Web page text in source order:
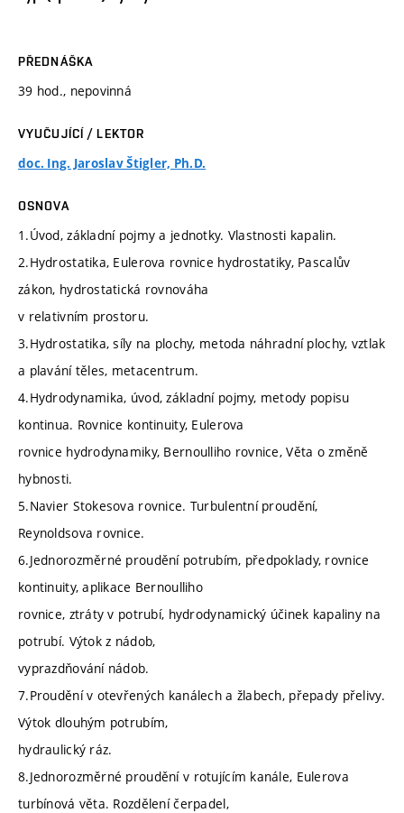
PŘEDNÁŠKA
39 hod., nepovinná
VYUČUJÍCÍ / LEKTOR
doc. Ing. Jaroslav Štigler, Ph.D.
OSNOVA
1.Úvod, základní pojmy a jednotky. Vlastnosti kapalin.
2.Hydrostatika, Eulerova rovnice hydrostatiky, Pascalův
zákon, hydrostatická rovnováha
v relativním prostoru.
3.Hydrostatika, síly na plochy, metoda náhradní plochy, vztlak
a plavání těles, metacentrum.
4.Hydrodynamika, úvod, základní pojmy, metody popisu
kontinua. Rovnice kontinuity, Eulerova
rovnice hydrodynamiky, Bernoulliho rovnice, Věta o změně
hybnosti.
5.Navier Stokesova rovnice. Turbulentní proudění,
Reynoldsova rovnice.
6.Jednorozměrné proudění potrubím, předpoklady, rovnice
kontinuity, aplikace Bernoulliho
rovnice, ztráty v potrubí, hydrodynamický účinek kapaliny na
potrubí. Výtok z nádob,
vyprazdňování nádob.
7.Proudění v otevřených kanálech a žlabech, přepady přelivy.
Výtok dlouhým potrubím,
hydraulický ráz.
8.Jednorozměrné proudění v rotujícím kanále, Eulerova
turbínová věta. Rozdělení čerpadel,